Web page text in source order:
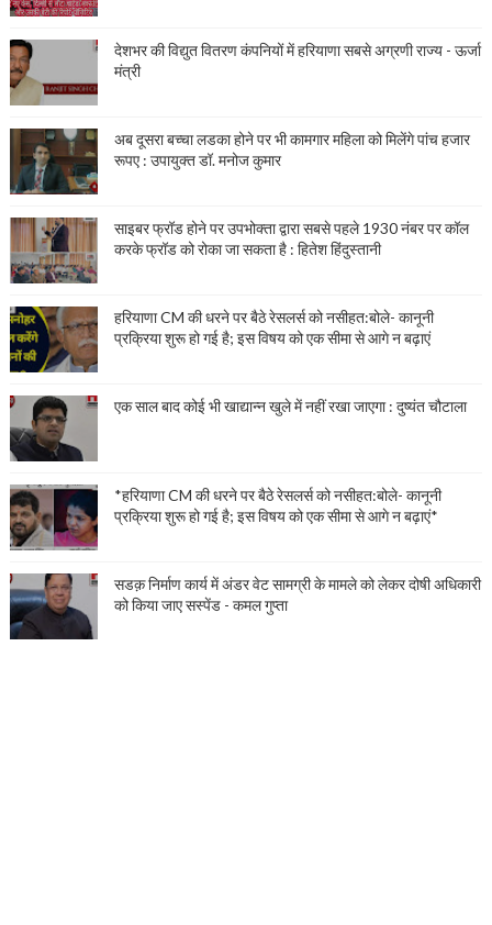
देशभर की विद्युत वितरण कंपनियों में हरियाणा सबसे अग्रणी राज्य - ऊर्जा
मंत्री
अब दूसरा बच्चा लडका होने पर भी कामगार महिला को मिलेंगे पांच हजार
रूपए : उपायुक्त डॉ. मनोज कुमार
साइबर फ्रॉड होने पर उपभोक्ता द्वारा सबसे पहले 1930 नंबर पर कॉल
करके फ्रॉड को रोका जा सकता है : हितेश हिंदुस्तानी
हरियाणा CM की धरने पर बैठे रेसलर्स को नसीहत:बोले- कानूनी
प्रक्रिया शुरू हो गई है; इस विषय को एक सीमा से आगे न बढ़ाएं
एक साल बाद कोई भी खाद्यान्न खुले में नहीं रखा जाएगा : दुष्यंत चौटाला
*हरियाणा CM की धरने पर बैठे रेसलर्स को नसीहत:बोले- कानूनी
प्रक्रिया शुरू हो गई है; इस विषय को एक सीमा से आगे न बढ़ाएं*
सडक़ निर्माण कार्य में अंडर वेट सामग्री के मामले को लेकर दोषी अधिकारी
को किया जाए सस्पेंड - कमल गुप्ता